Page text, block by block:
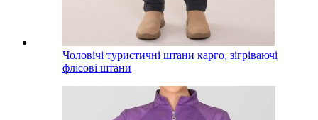
Чоловічі туристичні штани карго, зігріваючі
флісові штани